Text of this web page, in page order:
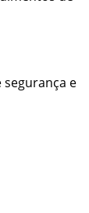
segurança e